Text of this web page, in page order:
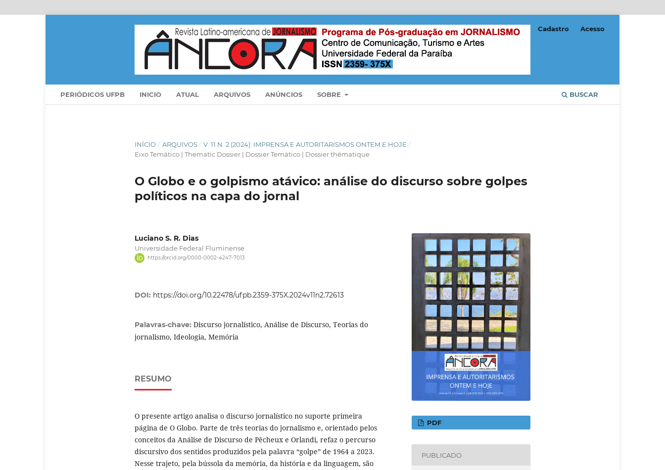
PERIÓDICOS UFPB INICIO ATUAL ARQUIVOS ANÚNCIOS SOBRE BUSCAR
Cadastro Acesso
INÍCIO / ARQUIVOS / V. 11 N. 2 (2024): IMPRENSA E AUTORITARISMOS ONTEM E HOJE /
Eixo Temático | Thematic Dossier | Dossier Temático | Dossier thématique
O Globo e o golpismo atávico: análise do discurso sobre golpes
políticos na capa do jornal
Luciano S. R. Dias
Universidade Federal Fluminense
https://orcid.org/0000-0002-4247-7013
DOI: https://doi.org/10.22478/ufpb.2359-375X.2024v11n2.72613
Palavras-chave: Discurso jornalístico, Análise de Discurso, Teorias do
jornalismo, Ideologia, Memória
RESUMO
O presente artigo analisa o discurso jornalístico no suporte primeira
página de O Globo. Parte de três teorias do jornalismo e, orientado pelos
conceitos da Análise de Discurso de Pêcheux e Orlandi, refaz o percurso
discursivo dos sentidos produzidos pela palavra “golpe” de 1964 a 2023.
Nesse trajeto, pela bússola da memória, da história e da linguagem, são
PDF
PUBLICADO